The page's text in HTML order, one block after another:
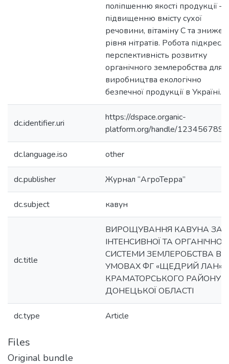
поліпшенню якості продукції —
підвищенню вмісту сухої
речовини, вітаміну С та
рівня нітратів. Робота
перспективність розвитку
органічного землеробства для
виробництва екологічно
безпечної продукції в Україні.
dc.identifier.uri
https://dspace.organic-
platform.org/handle/
dc.language.iso other
dc.publisher Журнал “АгроТерра”
dc.subject кавун
dc.title
ВИРОЩУВАННЯ КАВУНА ЗА
ІНТЕНСИВНОЇ ТА ОРГАНІЧНОЇ
СИСТЕМИ ЗЕМЛЕРОБСТВА В
УМОВАХ ФГ «ЩЕДРИЙ ЛАН»
КРАМАТОРСЬКОГО РАЙОНУ
ДОНЕЦЬКОЇ ОБЛАСТІ
dc.type Article
Files
Original bundle